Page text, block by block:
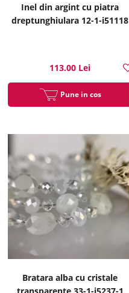
Inel din argint cu piatra
dreptunghiulara 12-1-i51118
113.00 Lei
Pune in cos
Bratara alba cu cristale